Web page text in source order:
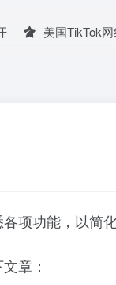
美国TikTok网
项功能，以简化
章：